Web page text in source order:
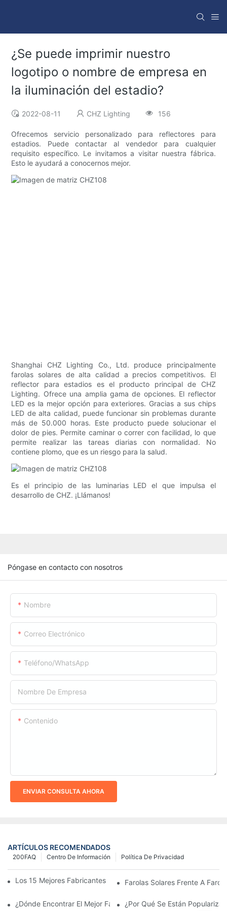
¿Se puede imprimir nuestro
logotipo o nombre de empresa en
la iluminación del estadio?
2022-08-11 CHZ Lighting 156
Ofrecemos servicio personalizado para reflectores para
estadios. Puede contactar al vendedor para cualquier
requisito específico. Le invitamos a visitar nuestra fábrica.
Esto le ayudará a conocernos mejor.
Shanghai CHZ Lighting Co., Ltd. produce principalmente
farolas solares de alta calidad a precios competitivos. El
reflector para estadios es el producto principal de CHZ
Lighting. Ofrece una amplia gama de opciones. El reflector
LED es la mejor opción para exteriores. Gracias a sus chips
LED de alta calidad, puede funcionar sin problemas durante
más de 50.000 horas. Este producto puede solucionar el
dolor de pies. Permite caminar o correr con facilidad, lo que
permite realizar las tareas diarias con normalidad. No
contiene plomo, que es un riesgo para la salud.
Es el principio de las luminarias LED el que impulsa el
desarrollo de CHZ. ¡Llámanos!
Póngase en contacto con nosotros
Nombre
Correo Electrónico
Teléfono/WhatsApp
Nombre De Empresa
Contenido
ENVIAR CONSULTA AHORA
ARTÍCULOS RECOMENDADOS
Política De Privacidad
Centro De Información
200FAQ
Los 15 Mejores Fabricantes De Farolas Solares Del Mundo
Farolas Solares Frente A
¿Dónde Encontrar El Mejor Fabricante De Farolas Solares?
¿Por Qué Se Están